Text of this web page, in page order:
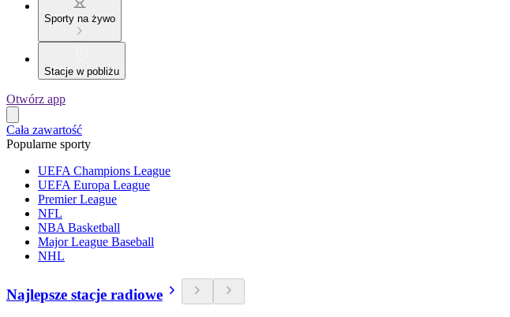
Sporty na żywo
Stacje w pobliżu
Otwórz app
Cała zawartość
Popularne sporty
UEFA Champions League
UEFA Europa League
Premier League
NFL
NBA Basketball
Major League Baseball
NHL
Najlepsze stacje radiowe